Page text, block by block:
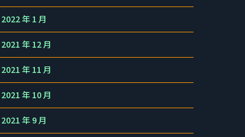
2022 年 1 月
2021 年 12 月
2021 年 11 月
2021 年 10 月
2021 年 9 月